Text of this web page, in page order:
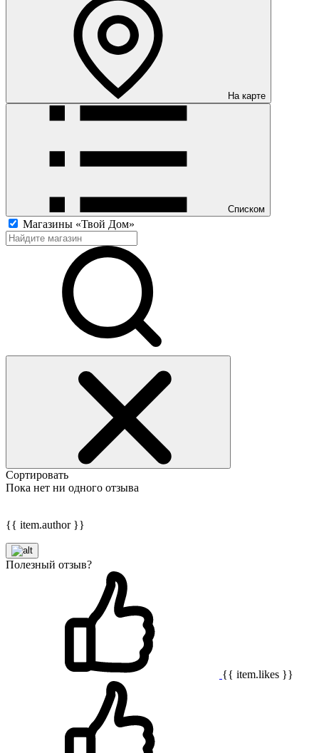
На карте
Списком
Магазины «Твой Дом»
Сортировать
Пока нет ни одного отзыва
{{ item.author }}
Полезный отзыв?
{{ item.likes }}